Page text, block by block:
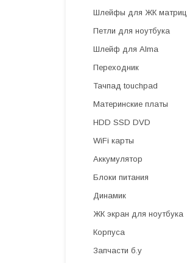
Шлейфы для ЖК матриц
Петли для ноутбука
Шлейф для Alma
Переходник
Тачпад touchpad
Материнские платы
HDD SSD DVD
WiFi карты
Аккумулятор
Блоки питания
Динамик
ЖК экран для ноутбука
Корпуса
Запчасти б.у